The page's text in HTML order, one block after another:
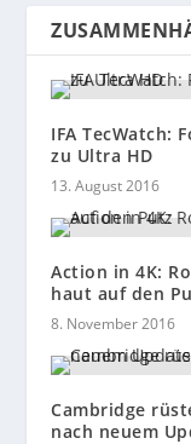
IFA TecWatch:
zu Ultra HD
13. August 2016
Action in 4K:
haut auf den
8. November 2016
Cambridge
nach neuem